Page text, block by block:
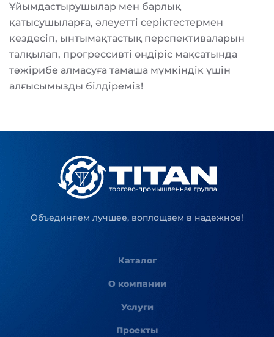
Ұйымдастырушылар мен барлық
қатысушыларға, әлеуетті серіктестермен
кездесіп, ынтымақтастық перспективаларын
талқылап, прогрессивті өндіріс мақсатында
тәжірибе алмасуға тамаша мүмкіндік үшін
алғысымызды білдіреміз!
Объединяем лучшее, воплощаем в надежное!
Каталог
О компании
Услуги
Проекты